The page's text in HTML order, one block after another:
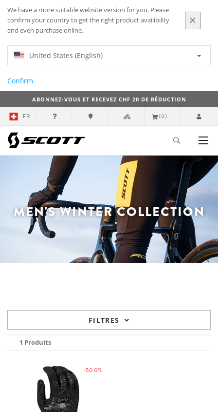
We have a more suitable website version for you. Please
confirm your country to get the right product availibility
and even purchase online.
United States (English)
Confirm
ABONNEZ-VOUS ET RECEVEZ CHF 20 DE RÉDUCTION
FR (0)
MEN'S WINTER COLLECTION
FILTRES
1 Produits
-50.0%